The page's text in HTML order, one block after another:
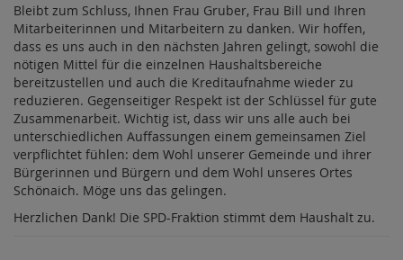
Bleibt zum Schluss, Ihnen Frau Gruber, Frau Bill und Ihren
Mitarbeiterinnen und Mitarbeitern zu danken. Wir hoffen,
dass es uns auch in den nächsten Jahren gelingt, sowohl die
nötigen Mittel für die einzelnen Haushaltsbereiche
bereitzustellen und auch die Kreditaufnahme wieder zu
reduzieren. Gegenseitiger Respekt ist der Schlüssel für gute
Zusammenarbeit. Wichtig ist, dass wir uns alle auch bei
unterschiedlichen Auffassungen einem gemeinsamen Ziel
verpflichtet fühlen: dem Wohl unserer Gemeinde und ihrer
Bürgerinnen und Bürgern und dem Wohl unseres Ortes
Schönaich. Möge uns das gelingen.
Herzlichen Dank! Die SPD-Fraktion stimmt dem Haushalt zu.